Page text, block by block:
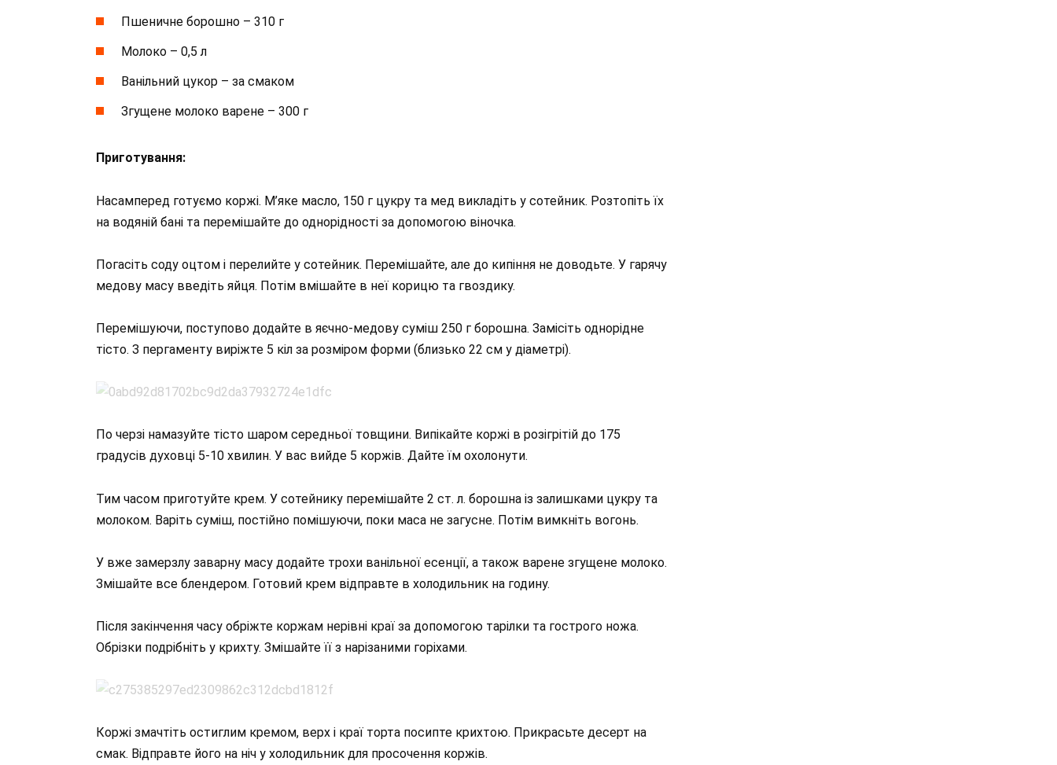
Пшеничне борошно – 310 г
Молоко – 0,5 л
Ванільний цукор – за смаком
Згущене молоко варене – 300 г
Приготування:
Насамперед готуємо коржі. М’яке масло, 150 г цукру та мед викладіть у сотейник. Розтопіть їх
на водяній бані та перемішайте до однорідності за допомогою віночка.
Погасіть соду оцтом і перелийте у сотейник. Перемішайте, але до кипіння не доводьте. У гарячу
медову масу введіть яйця. Потім вмішайте в неї корицю та гвоздику.
Перемішуючи, поступово додайте в яєчно-медову суміш 250 г борошна. Замісіть однорідне
тісто. З пергаменту виріжте 5 кіл за розміром форми (близько 22 см у діаметрі).
По черзі намазуйте тісто шаром середньої товщини. Випікайте коржі в розігрітій до 175
градусів духовці 5-10 хвилин. У вас вийде 5 коржів. Дайте їм охолонути.
Тим часом приготуйте крем. У сотейнику перемішайте 2 ст. л. борошна із залишками цукру та
молоком. Варіть суміш, постійно помішуючи, поки маса не загусне. Потім вимкніть вогонь.
У вже замерзлу заварну масу додайте трохи ванільної есенції, а також варене згущене молоко.
Змішайте все блендером. Готовий крем відправте в холодильник на годину.
Після закінчення часу обріжте коржам нерівні краї за допомогою тарілки та гострого ножа.
Обрізки подрібніть у крихту. Змішайте її з нарізаними горіхами.
Коржі змачтіть остиглим кремом, верх і краї торта посипте крихтою. Прикрасьте десерт на
смак. Відправте його на ніч у холодильник для просочення коржів.